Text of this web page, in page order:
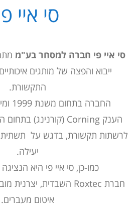
סי איי
סי איי פי חברה למסחר בע"מ
ייבוא והפצה של מותגים
התקשורת.
הענק Corning
(קורנינג) בתחום
לרשתות תקשורת, בדגש על
יעילה.
כמו-כן, סי איי פי היא
חברת Roxtec השבדית, יצרנית
איטום מעברים.